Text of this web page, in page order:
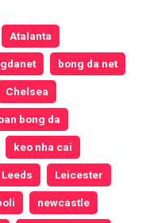
Atalanta
bong da net
Chelsea
bong da
keo nha cai
Leeds Leicester
newcastle